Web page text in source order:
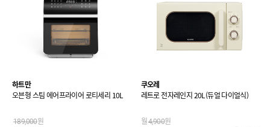
하트만
오븐형 스팀 에어프라이어 로티세리 10L
189,000원
쿠오레
레트로 전자레인지 20L(듀얼 다이얼식)
월4,900원